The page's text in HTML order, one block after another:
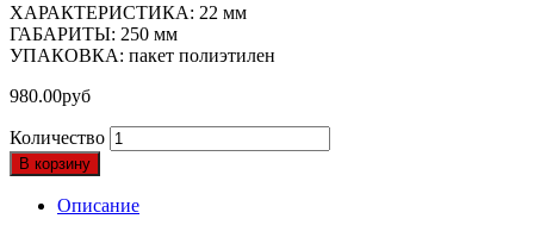
ХАРАКТЕРИСТИКА: 22 мм
ГАБАРИТЫ: 250 мм
УПАКОВКА: пакет полиэтилен
980.00руб
Количество
В корзину
Описание